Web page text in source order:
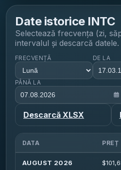
Date istorice INTC
Selectează frecvența (zi,
intervalul și descarcă datele.
FRECVENȚĂ DE LA
PÂNĂ LA
Descarcă XLSX
DATA PREȚ
AUGUST 2026 $